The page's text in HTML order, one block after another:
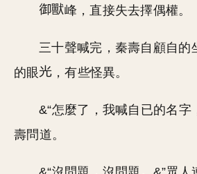
峰，直接失去擇偶權。
三十聲喊完，秦壽自顧自的
的眼
，有些怪異。
&“怎麼了，我喊自已的名字
壽問道。